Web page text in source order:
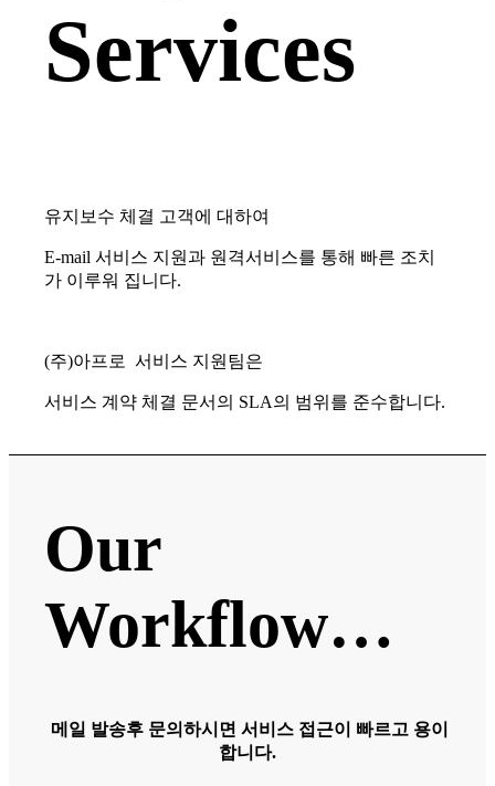
Services
유지보수 체결 고객에 대하여
E-mail 서비스 지원과 원격서비스를 통해 빠른 조치
가 이루워 집니다.
(주)아프로 서비스 지원팀은
서비스 계약 체결 문서의 SLA의 범위를 준수합니다.
Our
Workflow…
메일 발송후 문의하시면 서비스 접근이 빠르고 용이
합니다.